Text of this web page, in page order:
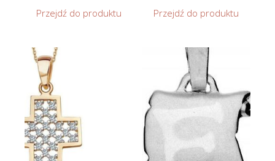
Przejdź do produktu Przejdź do produktu